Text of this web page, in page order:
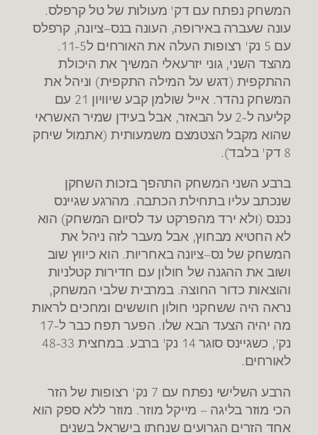
המשחק נפתח עם דק' מעולות של טל קרפלס.
עונה שעברה באירופה, העונה בנס–ציונה, קרפלס
עם 5 נק' רצופות העלה את האורחים ל11-5.
מהצד השני,גוני יזרעאלי המשיך את היכולת
ההתקפית (דגש על המילה התקפית) וניהל את
המשחק נהדר. אייל שולמן קבע שיוויון 21 עם
קליעה ל-2 על הבאזר, אבל בעידן שמיר האשראי
שהוא מקבל הצטמצם משמעותית (אתמול שיחק
8 דק'בלבד).
ברבע השני המשחק התהפך בזכות השחקן
שנכתב עליו בתחילת הכתבה. מהרגע שגיינס
נכנס (ולא ירד מהפרקט עד לסיום המשחק) הוא
לא החטיא מבחוץ,אבל מעבר לזה ניהל את
המשחק של נס–ציונה באחריות. הוא כיווץ שוב
ושוב את ההגנה של חולון עם חדירות קטלניות
והוצאות כדור החוצה.במרבית שלבי המשחק,
נראה היה ששחקני חולון חוששים ומחכים לראות
מה יהיה הצעד הבא שלו. הפער תפח כבר ל-17
נק', כשגיינס סוגר 14 נק'ברבע.במחצית 48-33
לאורחים.
הרבע השלישי נפתח עם 7 נק' רצופות של הזר
הכי מוזר בליגה – מייקל מוזר. מוזר ללא ספק הוא
אחד הזרים הגרועים שנחתו בישראל בשנים